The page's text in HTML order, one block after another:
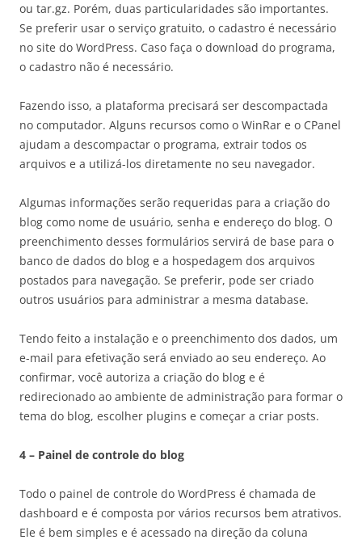
ou tar.gz. Porém, duas particularidades são importantes.
Se preferir usar o serviço gratuito, o cadastro é necessário
no site do WordPress. Caso faça o download do programa,
o cadastro não é necessário.
Fazendo isso, a plataforma precisará ser descompactada
no computador. Alguns recursos como o WinRar e o CPanel
ajudam a descompactar o programa, extrair todos os
arquivos e a utilizá-los diretamente no seu navegador.
Algumas informações serão requeridas para a criação do
blog como nome de usuário, senha e endereço do blog. O
preenchimento desses formulários servirá de base para o
banco de dados do blog e a hospedagem dos arquivos
postados para navegação. Se preferir, pode ser criado
outros usuários para administrar a mesma database.
Tendo feito a instalação e o preenchimento dos dados, um
e-mail para efetivação será enviado ao seu endereço. Ao
confirmar, você autoriza a criação do blog e é
redirecionado ao ambiente de administração para formar o
tema do blog, escolher plugins e começar a criar posts.
4 – Painel de controle do blog
Todo o painel de controle do WordPress é chamada de
dashboard e é composta por vários recursos bem atrativos.
Ele é bem simples e é acessado na direção da coluna